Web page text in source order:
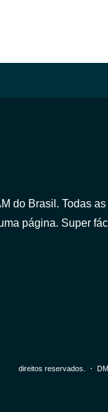
do Brasil. Todas as
página. Super
os direitos reservados. ・